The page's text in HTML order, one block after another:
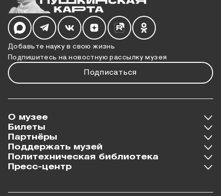
Добавьте науку в свою жизнь
Подпишитесь на новостную рассылку музея
Подписаться
Мы в социальных сетях
О музее
Билеты
Партнёры
Поддержать музей
Политехническая библиотека
Пресс-центр